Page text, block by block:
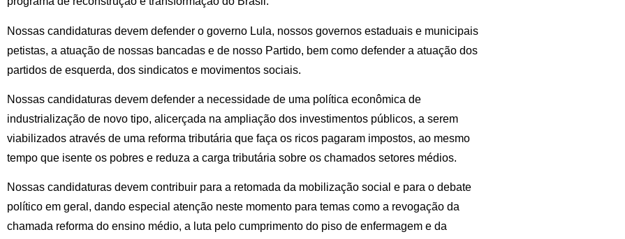
Nossas candidaturas devem defender o governo Lula, nossos governos estaduais e municipais
petistas, a atuação de nossas bancadas e de nosso Partido, bem como defender a atuação dos
partidos de esquerda, dos sindicatos e movimentos sociais.
Nossas candidaturas devem defender a necessidade de uma política econômica de
industrialização de novo tipo, alicerçada na ampliação dos investimentos públicos, a serem
viabilizados através de uma reforma tributária que faça os ricos pagaram impostos, ao mesmo
tempo que isente os pobres e reduza a carga tributária sobre os chamados setores médios.
Nossas candidaturas devem contribuir para a retomada da mobilização social e para o debate
político em geral, dando especial atenção neste momento para temas como a revogação da
chamada reforma do ensino médio, a luta pelo cumprimento do piso de enfermagem e da